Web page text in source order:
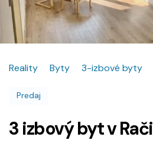
Reality Byty 3-izbové byty
Predaj
3 izbový byt v Rači